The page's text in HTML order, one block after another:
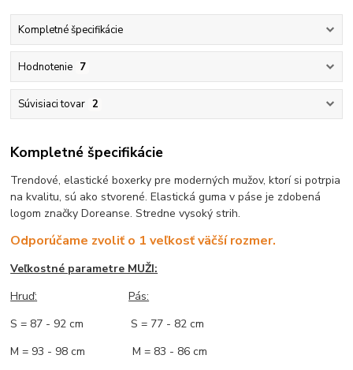
Kompletné špecifikácie
Hodnotenie 7
Súvisiaci tovar 2
Kompletné špecifikácie
Trendové, elastické boxerky pre moderných mužov, ktorí si potrpia
na kvalitu, sú ako stvorené. Elastická guma v páse je zdobená
logom značky Doreanse. Stredne vysoký strih.
Odporúčame zvoliť o 1 veľkosť väčší rozmer.
Veľkostné parametre MUŽI:
Hruď:
Pás:
S = 87 - 92 cm S = 77 - 82 cm
M = 93 - 98 cm M = 83 - 86 cm